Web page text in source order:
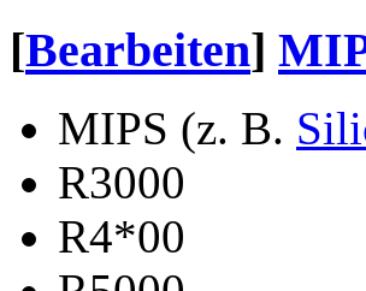
[Bearbeiten]
MIPS (z. B.
R3000
R4*00